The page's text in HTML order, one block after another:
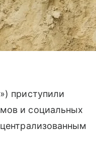
приступили
и социальных